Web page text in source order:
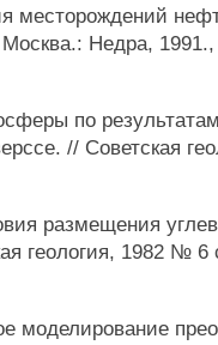
месторождений
Недра,
по
// Советская
размещения
геология, 1982 № 6
моделирование